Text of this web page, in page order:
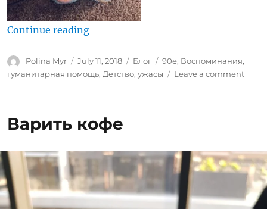
Continue reading“Ностальгический пост про
Author
Polina Myr
Posted
on
July 11, 2018 Categories
Блог Tags
90е, Воспоминания,
гуманитарная помощь, Детство,ужасы Leave a commenton
Варить кофе